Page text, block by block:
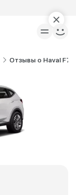
Отзывы о Haval F7